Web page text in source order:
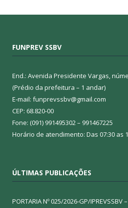
FUNPREV SSBV
End.: Avenida Presidente Vargas,
(Prédio da prefeitura – 1 andar)
E-mail: funprevssbv@gmail.com
CEP: 68.820-00
Fone: (091) 991495302 – 991467225
Horário de atendimento: Das 07:30 as
ÚLTIMAS PUBLICAÇÕES
PORTARIA Nº 025/2026-GP/